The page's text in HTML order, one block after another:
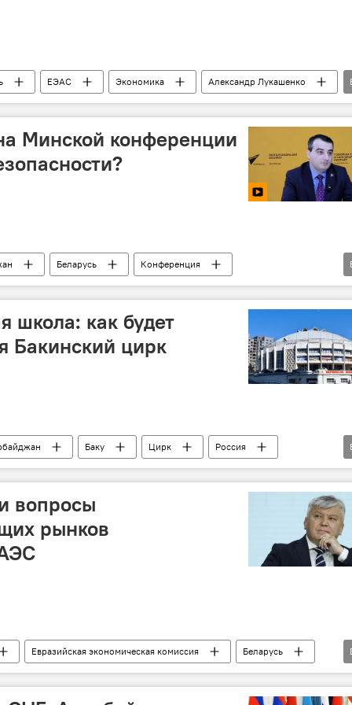
ЕЭАС Экономика
Александр Лукашенко
цифровизация Промышленность
Минской конференции
Беларусь
Конференция
Безопасность МУЛЬТИМЕДИА Интервью
школа: как будет
Бакинский цирк
Баку Цирк
Россия
Венгрия Будапешт
Реконструкция
вопросы
рынков
Евразийская экономическая комиссия
Беларусь
Нефть Газ
нефтепродукты